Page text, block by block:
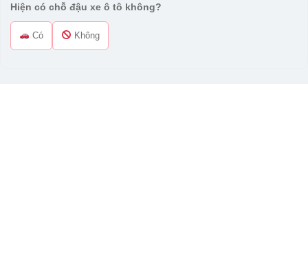
Hiện có chỗ đậu xe ô tô không?
Có Không